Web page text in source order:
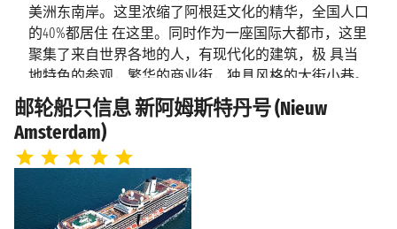
2028年3月13日星期一 海上巡航
2028年3月13日星期一
上午7:00 - 下午3:00
乌斯怀亚
2028年3月14日星期二
下午12:00 - 下午8:00
蓬塔阿雷纳
2028年3月15日星期三
2028年3月16日星期四
美洲东南岸。这里浓缩了阿根廷文化的精华，全国人口
的40%都居住 在这里。同时作为一座国际大都市，这里
聚集了来自世界各地的人，有现代化的建筑，极 具当
地特色的参观，繁华的商业街，独具风格的大街小巷。
在熙熙攘攘的城市中，传统的 痕迹随处可见。她既不
太拉丁化，也不太欧洲化，她就这这么一座神奇的城
市。
布宜诺斯艾利斯在西班牙语中意为“好空气”。西边就是
“世界粮仓”潘帕斯大草原，风景秀 美，气候宜人。这里
还素有“南美巴黎”之称。这里值得一游的旅游景点有圣
邮轮船只信息 新阿姆斯特丹号 (Nieuw
Amsterdam)